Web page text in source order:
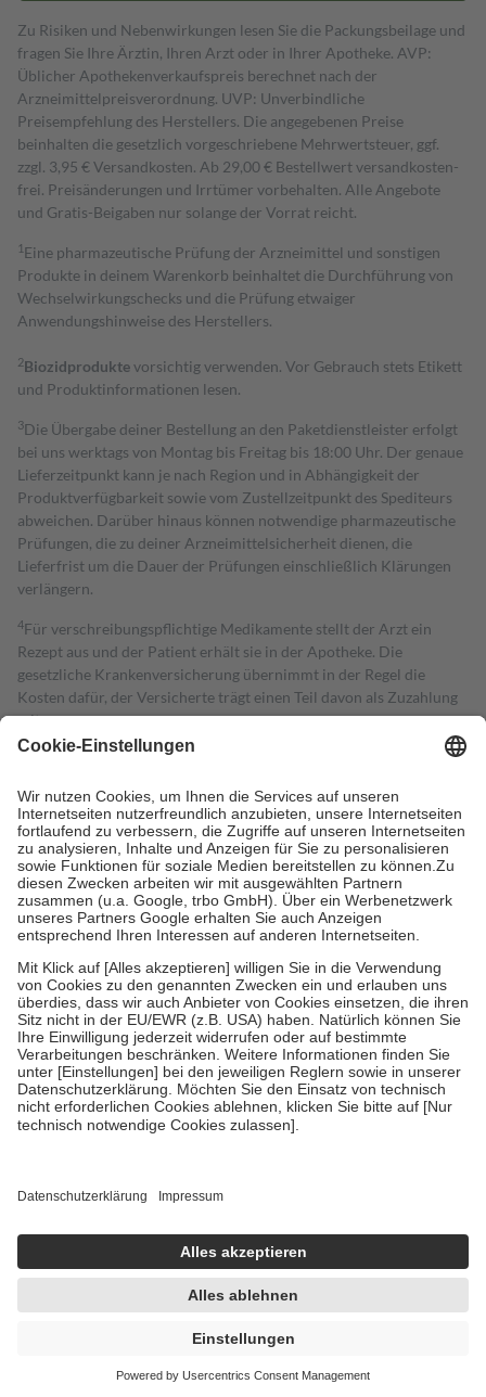
Zu Risiken und Nebenwirkungen lesen Sie die Packungsbeilage und
fragen Sie Ihre Ärztin, Ihren Arzt oder in Ihrer Apotheke. AVP:
Üblicher Apothekenverkaufspreis berechnet nach der
Arzneimittelpreisverordnung. UVP: Unverbindliche
Preisempfehlung des Herstellers. Die angegebenen Preise
beinhalten die gesetzlich vorgeschriebene Mehrwertsteuer, ggf.
zzgl. 3,95 € Versandkosten. Ab 29,00 € Bestell­wert versand­kosten­
frei. Preisänderungen und Irrtümer vorbehalten. Alle Angebote
und Gratis-Beigaben nur solange der Vorrat reicht.
1 Eine pharmazeutische Prüfung der Arzneimittel und sonstigen
Produkte in deinem Warenkorb beinhaltet die Durchführung von
Wechselwirkungschecks und die Prüfung etwaiger
Anwendungshinweise des Herstellers.
2Biozidproduktevorsichtig verwenden. Vor Gebrauch stets Etikett
und Produktinformationen lesen.
3Die Übergabe deiner Bestellung an den Paketdienstleister erfolgt
bei uns werktags von Montag bis Freitag bis 18:00 Uhr. Der genaue
Lieferzeitpunkt kann je nach Region und in Abhängigkeit der
Produktverfügbarkeit sowie vom Zustellzeitpunkt des Spediteurs
abweichen. Darüber hinaus können notwendige pharmazeutische
Prüfungen, die zu deiner Arzneimittelsicherheit dienen, die
Lieferfrist um die Dauer der Prüfungen einschließlich Klärungen
verlängern.
4Für verschreibungspflichtige Medikamente stellt der Arzt ein
Rezept aus und der Patient erhält sie in der Apotheke. Die
gesetzliche Krankenversicherung übernimmt in der Regel die
Kosten dafür, der Versicherte trägt einen Teil davon als Zuzahlung
mit.
Grundsätzlich leisten Mitglieder Zuzahlungen in Höhe von zehn
höchstens zehn Euro.
Es sind jedoch nie mehr als die tatsächlichen
Kosten der Leistung zu entrichten.
Diese Regeln gelten grundsätzlich auch für Online-Apotheken.
Bei Heilmitteln und häuslicher Krankenpflege beträgt die
Zuzahlung zehn Prozent der Kosten sowie zehn Euro je
Verordnung.
Um das Engagement der Versicherten für ihre eigene Gesundheit zu
stärken und die besondere Stellung der Familie zu unterstützen,
fallenkeine Zuzahlungenan bei:
• Kindern und Jugendlichen bis zum vollendeten 18. Lebensjahr
mit Ausnahme der Fahrkosten
• Untersuchungen zur Vorsorge und Früherkennung, die von der
GKV getragen werden
• empfohlenen Schutzimpfungen
• Harn- und Blutteststreifen
getroffen, um sicherzustellen, dass es sich um echte Bewertungen
https://help.etrusted.com/hc/de/articles/4419944605341
Einige Bilder und Inhalte wurden unter Zuhilfenahme künstlicher